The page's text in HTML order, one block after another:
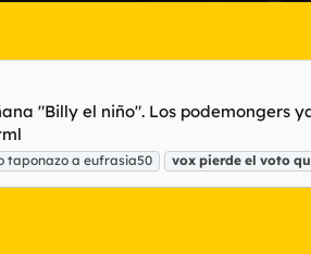
"Billy el niño". Los
taponazo a eufrasia50 vox pierde el voto